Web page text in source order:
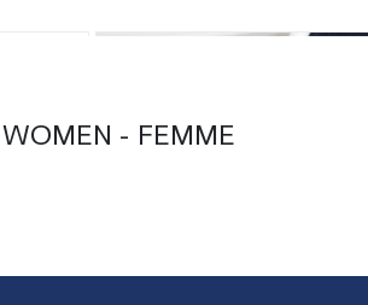
- FEMME